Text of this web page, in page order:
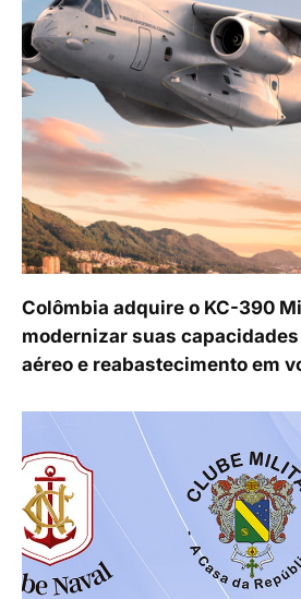
Colômbia adquire o KC-390
modernizar suas
aéreo e reabastecimento em